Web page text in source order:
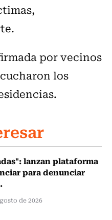
por vecinos
los
lanzan plataforma
para denunciar
de 2026